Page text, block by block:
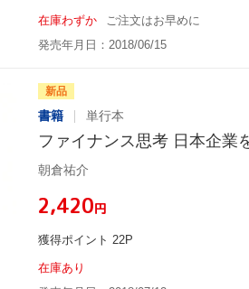
在庫わずか
ご注文はお早めに
発売年月日：2018/06/15
新品
書籍 単行本
ファイナンス思考 日本企業
朝倉祐介
¥2,420円
獲得ポイント 22P
在庫あり